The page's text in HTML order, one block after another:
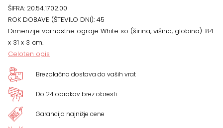
ŠIFRA: 20.54.1702.00
ROK DOBAVE (ŠTEVILO DNI): 45
Dimenzije varnostne ograje White so (širina, višina, globina): 84
x 31 x 3 cm.
Celoten opis
Brezplačna dostava do vaših vrat
Do 24 obrokov brez obresti
Garancija najnižje cene